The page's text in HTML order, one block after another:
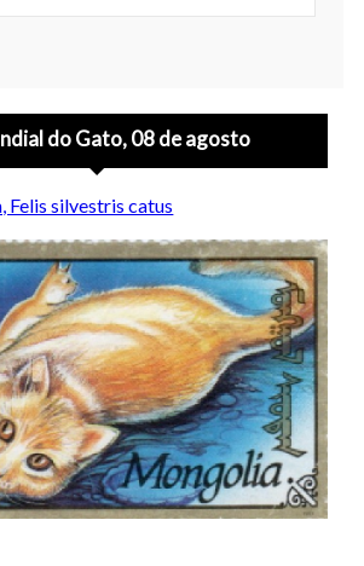
do Gato, 08 de agosto
Felis silvestris catus